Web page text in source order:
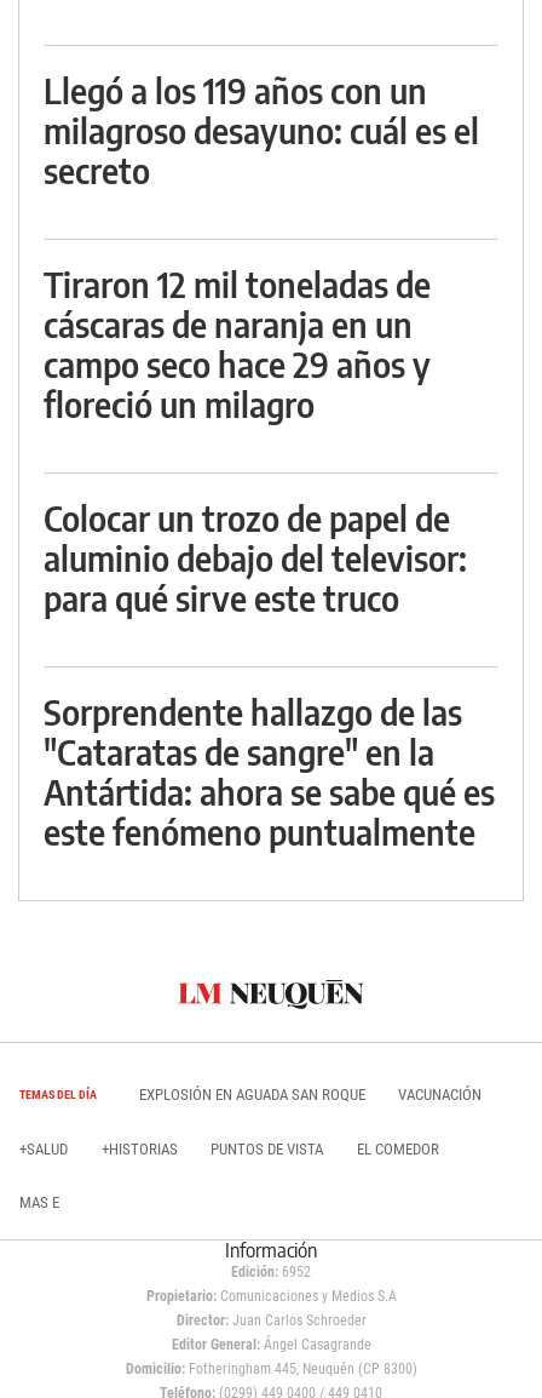
Llegó a los 119 años con un
milagroso desayuno: cuál es el
secreto
Tiraron 12 mil toneladas de
cáscaras de naranja en un
campo seco hace 29 años y
floreció un milagro
Colocar un trozo de papel de
aluminio debajo del televisor:
para qué sirve este truco
Sorprendente hallazgo de las
"Cataratas de sangre" en la
Antártida: ahora se sabe qué es
este fenómeno puntualmente
TEMAS DEL DÍA EXPLOSIÓN EN AGUADA SAN ROQUE VACUNACIÓN
+SALUD +HISTORIAS PUNTOS DE VISTA EL COMEDOR
MAS E
Información
Edición: 6952
Propietario:Comunicaciones y Medios S.A
Director: Juan Carlos Schroeder
Editor General:Ángel Casagrande
Domicilio:Fotheringham 445, Neuquén (CP 8300)
Teléfono: (0299) 449 0400 / 449 0410